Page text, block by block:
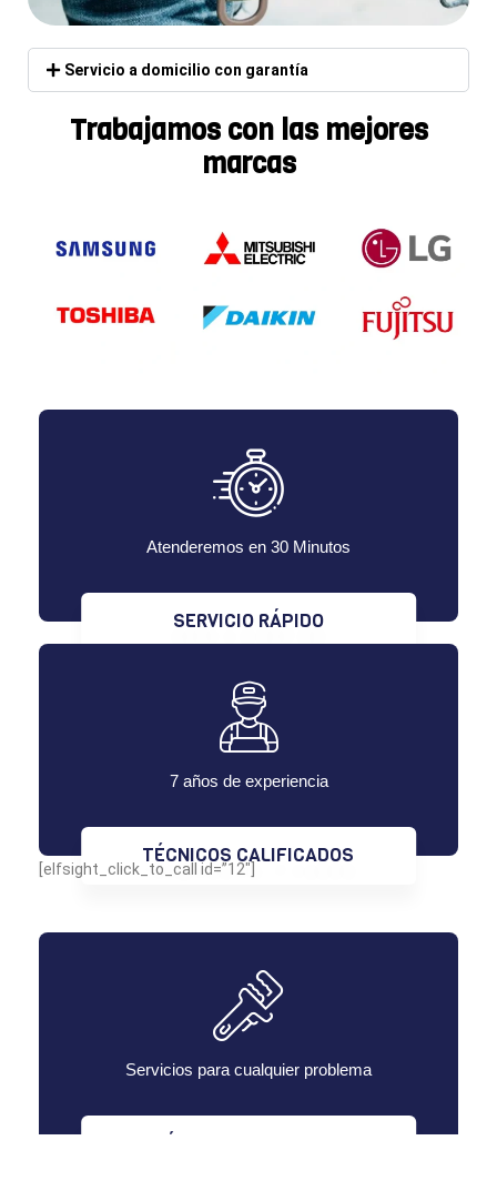
Servicio a domicilio con garantía
Trabajamos con las mejores
marcas
Atenderemos en 30 Minutos
SERVICIO RÁPIDO
7 años de experiencia
TÉCNICOS CALIFICADOS
[elfsight_click_to_call id=”12″]
Servicios para cualquier problema